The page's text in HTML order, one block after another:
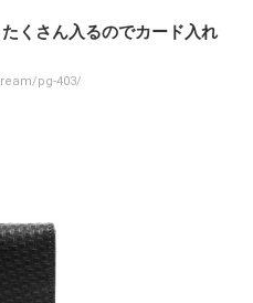
くさん入るのでカード入れ
pg-403/